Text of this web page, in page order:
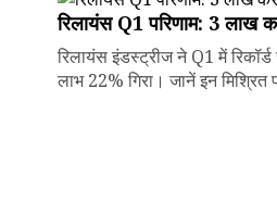
रिलायंस Q1 परिणाम: ₹3 लाख
रिलायंस इंडस्ट्रीज ने Q1 में रिकॉर्ड
लाभ 22% गिरा। जानें इन मिश्रित